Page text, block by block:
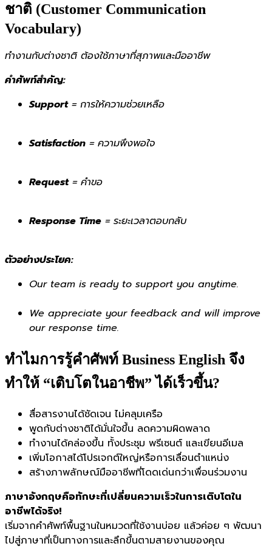
ชาติ (Customer Communication
Vocabulary)
ทำงานกับต่างชาติ ต้องใช้ภาษาที่สุภาพและมืออาชีพ
คำศัพท์สำคัญ:
Support= การให้ความช่วยเหลือ
Satisfaction = ความพึงพอใจ
Request= คำขอ
Response Time = ระยะเวลาตอบกลับ
ตัวอย่างประโยค:
Our team is ready to support you anytime.
We appreciate your feedback and will improve
our response time.
ทำไมการรู้คำศัพท์ Business English จึง
ทำให้ “เติบโตในอาชีพ” ได้เร็วขึ้น?
สื่อสารงานได้ชัดเจน ไม่คลุมเครือ
พูดกับต่างชาติได้มั่นใจขึ้น ลดความผิดพลาด
ทำงานได้คล่องขึ้น ทั้งประชุม พรีเซนต์ และเขียนอีเมล
เพิ่มโอกาสได้โปรเจกต์ใหญ่หรือการเลื่อนตำแหน่ง
สร้างภาพลักษณ์มืออาชีพที่โดดเด่นกว่าเพื่อนร่วมงาน
ภาษาอังกฤษคือทักษะที่เปลี่ยนความเร็วในการเติบโตใน
อาชีพได้จริง!
เริ่มจากคำศัพท์พื้นฐานในหมวดที่ใช้งานบ่อย แล้วค่อย ๆ พัฒนา
ไปสู่ภาษาที่เป็นทางการและลึกขึ้นตามสายงานของคุณ